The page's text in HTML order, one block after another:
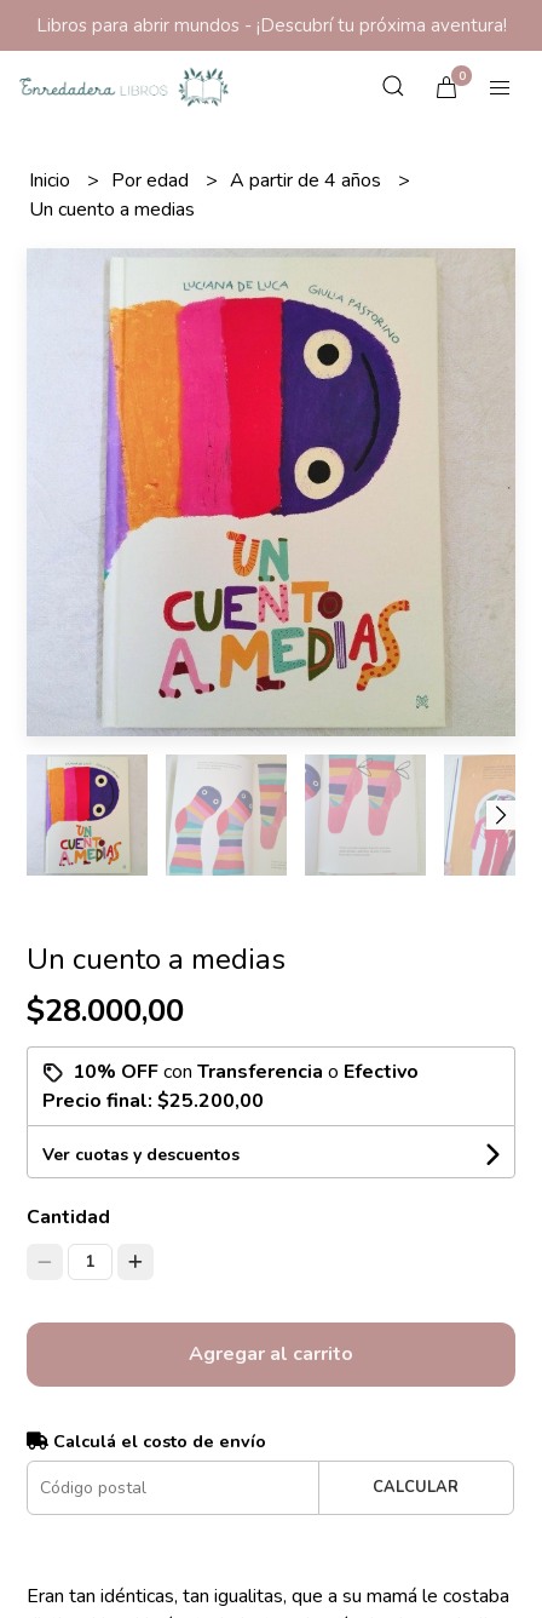
Libros para abrir mundos - ¡Descubrí tu próxima aventura!
0
Inicio Por edad
A partir de 4 años
Un cuento a medias
Un cuento a medias
$28.000,00
10% OFFconTransferencia o Efectivo
Precio final:$25.200,00
Ver cuotas y descuentos
Cantidad
1
Agregar al carrito
Calculá el costo de envío
CALCULAR
Eran tan idénticas, tan igualitas, que a su mamá le costaba